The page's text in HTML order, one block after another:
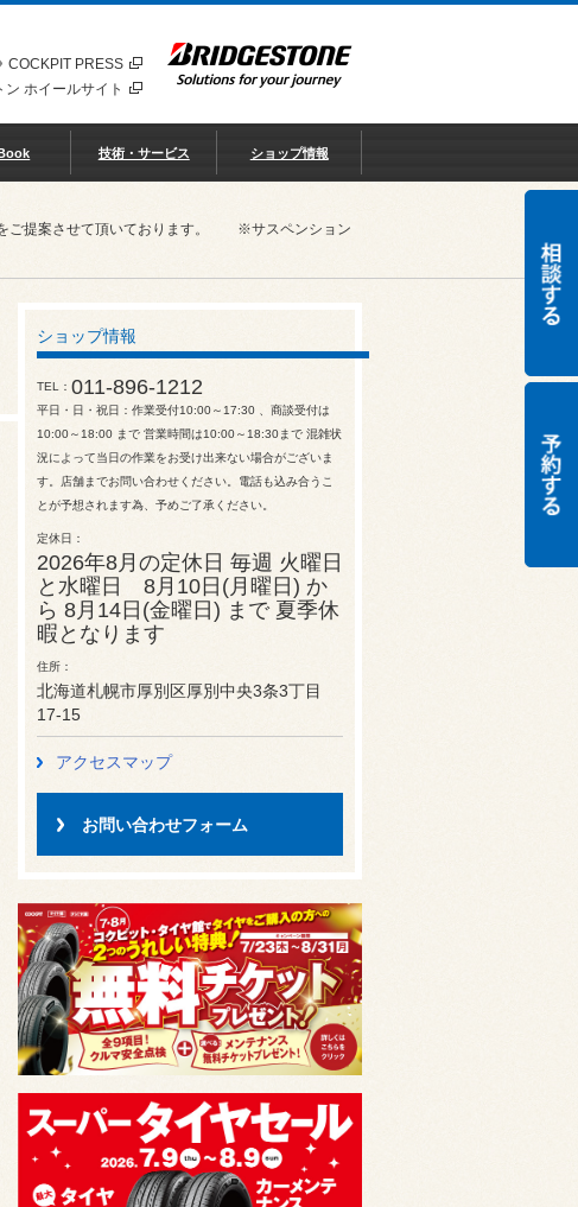
COCKPIT PRESS
ン ホイールサイト
技術・サービス ショップ情報
をご提案させて頂いております。 ※サスペンション
ショップ情報
TEL 011-896-1212
平日・日・祝日：作業受付10:00～17:30 、商談受付は
10:00～18:00 まで 営業時間は10:00～18:30まで 混雑状
況によって当日の作業をお受け出来ない場合がございま
す。店舗までお問い合わせください。電話も込み合うこ
とが予想されます為、予めご了承ください。
定休日
2026年8月の定休日 毎週 火曜日
と水曜日 8月10日(月曜日) か
ら 8月14日(金曜日) まで 夏季休
暇となります
住所
北海道札幌市厚別区厚別中央3条3丁目
17-15
アクセスマップ
お問い合わせフォーム